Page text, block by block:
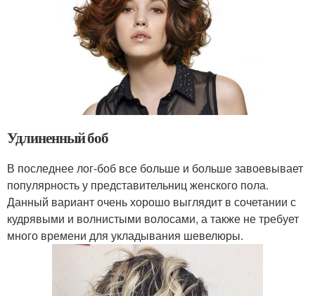
Удлиненный боб
В последнее лог-боб все больше и больше завоевывает
популярность у представительниц женского пола.
Данный вариант очень хорошо выглядит в сочетании с
кудрявыми и волнистыми волосами, а также не требует
много времени для укладывания шевелюры.